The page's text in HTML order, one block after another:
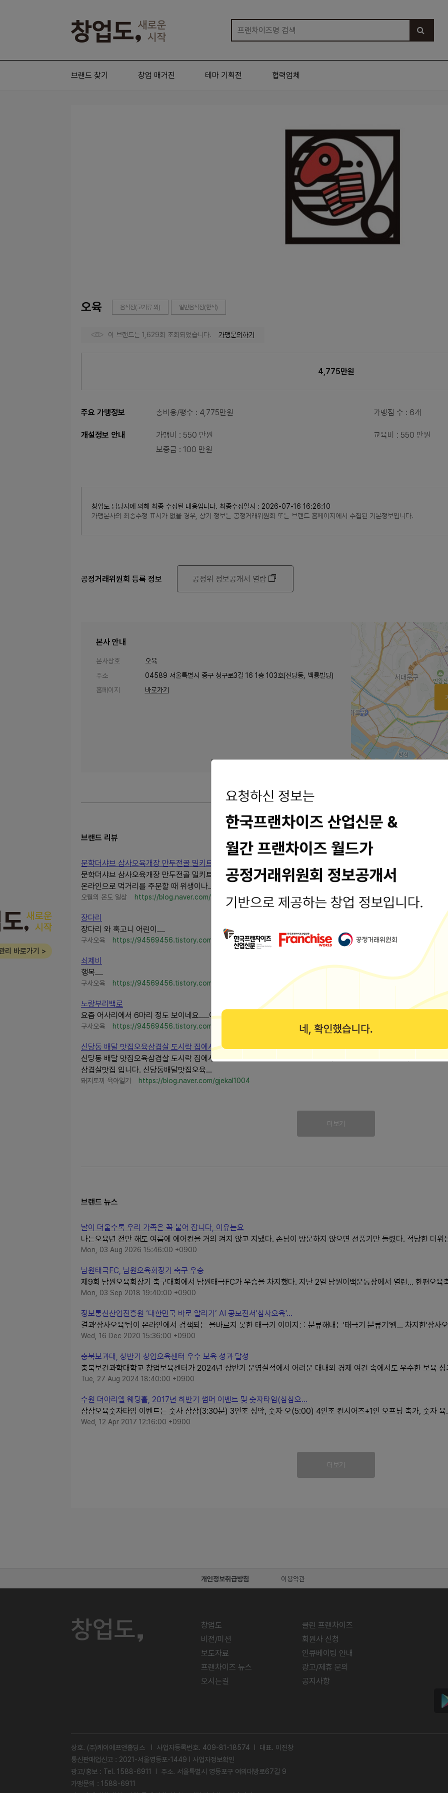
브랜드 찾기 창업 매거진 테마 기획전 협력업체
오육 음식점(고기류 외) 일반음식점(한식)
이 브랜드는 1,629회 조회되었습니다. 가맹문의하기
4,775만원
주요 가맹정보 총비용/평수 : 4,775만원 가맹점 수 : 6개
개설정보 안내 가맹비 : 550 만원 교육비
: 550 만원
보증금 : 100 만원
창업도 담당자에 의해 최종 수정된 내용입니다. 최종수정일시 : 2026-07-16 16:26:10
가맹본사의 최종수정 표시가 없을 경우, 상기 정보는 공정거래위원회 또는 브랜드 홈페이지에서 수집된 기본정보입니다.
공정거래위원회 등록 정보 공정위 정보공개서 열람
본사 안내
본사상호
오육
주소
04589 서울특별시 중구 청구로3길 16 1층 103호(신당동, 백룡빌딩)
홈페이지
바로가기
브랜드 리뷰
문학더샤브 삼사오육개장 만두전골 밀키트, 이렇게 먹으면 감동 그 ....
문학더샤브 삼사오육개장 만두전골 밀키트, 이렇게 먹으면 감동 그... 이번에 온라인 매장인 삼사오육개장으로 새롭게
온라인으로 먹거리를 주문할 때 위생이나...
오월의 온도 일상 https://blog.naver.com/tjsghk__wh
장다리
장다리 와 혹고니 어린이....
구사오육 https://94569456.tistory.com/
쇠제비
행복....
구사오육 https://94569456.tistory.com/
노랑부리백로
요즘 어사리에서 6마리 정도 보이네요.....이사진은 예전 아주 오래전 사진.....
구사오육 https://94569456.tistory.com/
신당동 배달 맛집오육삼겹살 도시락 집에서 간편하게 즐기기
신당동 배달 맛집오육삼겹살 도시락 집에서 간편하게 즐기기 시댁에... 신당동오육본점 인데요. 성동고등학교 근처에
삼겹살맛집 입니다. 신당동배달맛집오육...
돼지토끼 육아일기 https://blog.naver.com/gjekal1004
더보기
브랜드 뉴스
날이 더울수록 우리 가족은 꼭 붙어 잡니다, 이유는요
나는오육년 전만 해도 여름에 에어컨을 거의 켜지 않고 지냈다. 손님이 방문하지 않으면 선풍기만 돌렸다. 적당한 더
Mon, 03 Aug 2026 15:46:00 +0900
남원태극FC, 남원오육회장기 축구 우승
제9회 남원오육회장기 축구대회에서 남원태극FC가 우승을 차지했다. 지난 2일 남원이백운동장에서 열린... 한편오
Mon, 03 Sep 2018 19:40:00 +0900
정보통신산업진흥원 ‘대한민국 바로 알리기’ AI 공모전서'삼사오육'...
결과'삼사오육'팀이 온라인에서 검색되는 올바르지 못한 태극기 이미지를 분류해내는'태극기 분류기'웹... 차지한'삼사
Wed, 16 Dec 2020 15:36:00 +0900
충북보과대, 상반기 창업오육센터 우수 보육 성과 달성
충북보건과학대학교 창업보육센터가 2024년 상반기 운영실적에서 어려운 대내외 경제 여건 속에서도 우수한 보육
Tue, 27 Aug 2024 18:40:00 +0900
수원 더아리엘 웨딩홀, 2017년 하반기 썸머 이벤트 및 숫자타임(삼삼오...
삼삼오육숫자타임 이벤트는 숫사 삼삼(3:30분) 3인조 성악, 숫자 오(5:00) 4인조 컨시어즈+1인 오프닝 축가, 숫자
Wed, 12 Apr 2017 12:16:00 +0900
더보기
리 바로가기 >
개인정보취급방침 이용약관
창업도
비전/미션
보도자료
프랜차이즈 뉴스
오시는길
클린 프랜차이즈
회원사 신청
인큐베이팅 안내
광고/제휴 문의
공지사항
상호. (주)케이에프앤홀딩스 l 사업자등록번호. 409-81-18574 l 대표. 이진창
통신판매업신고 : 2021-서울영등포-1449 l 사업자정보확인
광고/홍보 : Tel. 1588-6911 l 주소. 서울특별시 영등포구 여의대방로67길 9
가맹문의 : 1588-6911